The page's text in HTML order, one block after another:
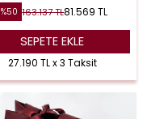
%50 163.137TL81.569 TL
SEPETE EKLE
27.190 TL x 3 Taksit